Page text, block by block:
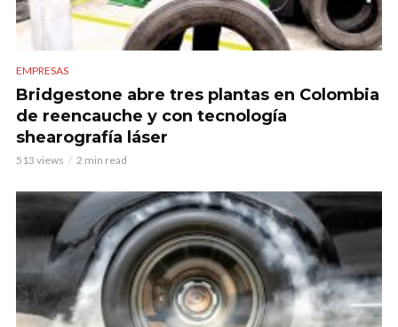
EMPRESAS
Bridgestone abre tres plantas en Colombia
de reencauche y con tecnología
shearografía láser
513 views 2 min read